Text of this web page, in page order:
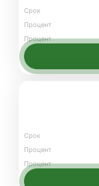
Срок
Процент
Процент
Срок
Процент
Процент